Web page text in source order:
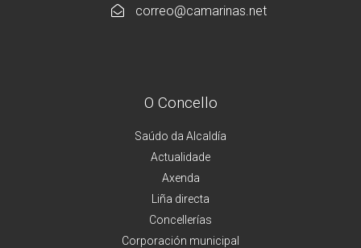
correo@camarinas.net
O Concello
Saúdo da Alcaldía
Actualidade
Axenda
Liña directa
Concellerías
Corporación municipal